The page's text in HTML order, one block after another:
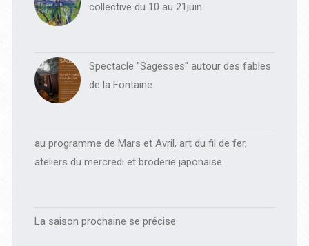
collective du 10 au 21juin
Spectacle "Sagesses" autour des fables
de la Fontaine
au programme de Mars et Avril, art du fil de fer,
ateliers du mercredi et broderie japonaise
La saison prochaine se précise